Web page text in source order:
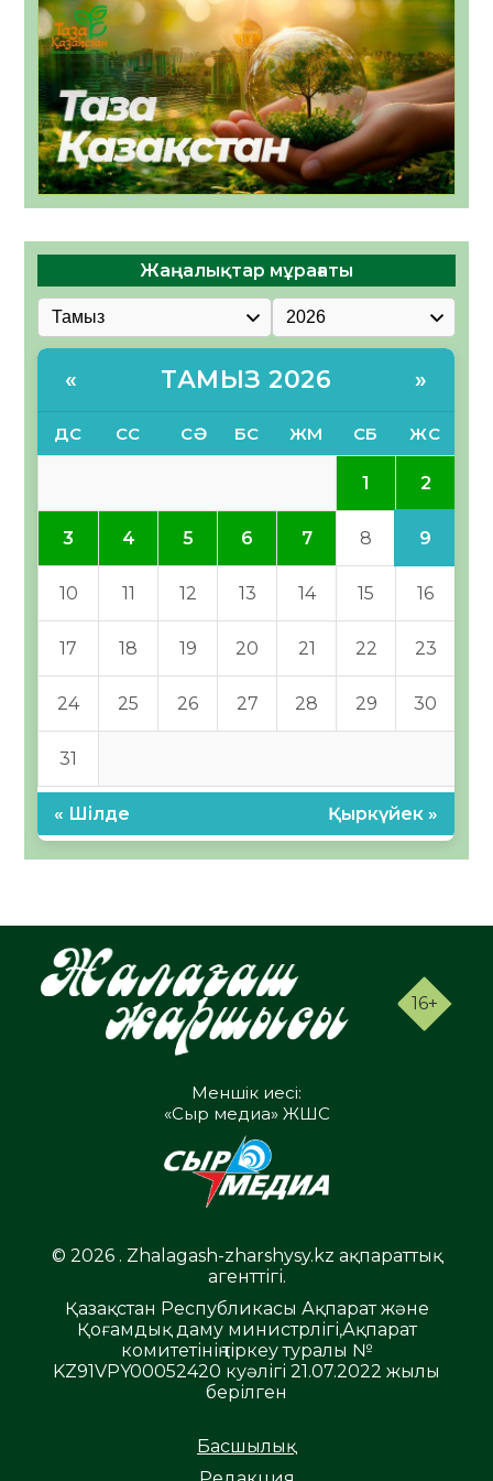
Жаңалықтар мұрағаты
« ТАМЫЗ 2026 »
ДС СС СӘ БС ЖМ СБ ЖС
1 2
3 4 5 6 7 8 9
10 11 12 13 14 15 16
17 18 19 20 21 22 23
24 25 26 27 28 29 30
31
« Шілде Қыркүйек »
16+
Меншік иесі:
«Сыр медиа» ЖШС
© 2026 . Zhalagash-zharshysy.kz ақпараттық
агенттігі.
Қазақстан Республикасы Ақпарат және
Қоғамдық даму министрлігі,Ақпарат
комитетінің тіркеу туралы №
KZ91VPY00052420 куәлігі 21.07.2022 жылы
берілген
Басшылық